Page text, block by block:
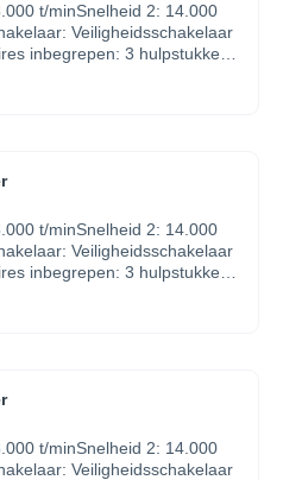
t/minSnelheid 2: 14.000
Veiligheidsschakelaar
inbegrepen: 3 hulpstukken,
Bamix Cordless 3
en klopper Batterij Lader
t/minSnelheid 2: 14.000
Veiligheidsschakelaar
inbegrepen: 3 hulpstukken,
Bamix Cordless 3
en klopper Batterij Lader
t/minSnelheid 2: 14.000
Veiligheidsschakelaar